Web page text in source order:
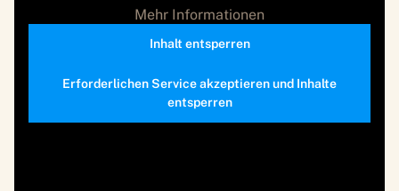
Mehr Informationen
Inhalt entsperren
Erforderlichen Service akzeptieren und Inhalte
entsperren